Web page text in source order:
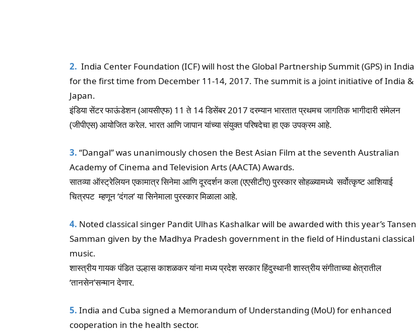
2. India Center Foundation (ICF) will host the Global Partnership Summit (GPS) in India
for the first time from December 11-14, 2017. The summit is a joint initiative of India &
Japan.
इंडिया सेंटर फाऊंडेशन (आयसीएफ) 11 ते 14 डिसेंबर 2017 दरम्यान भारतात प्रथमच जागतिक भागीदारी संमेलन
(जीपीएस) आयोजित करेल. भारत आणि जापान यांच्या संयुक्त परिषदेचा हा एक उपक्रम आहे.
3. “Dangal” was unanimously chosen the Best Asian Film at the seventh Australian
Academy of Cinema and Television Arts (AACTA) Awards.
सातव्या ऑस्ट्रेलियन एकामात्र सिनेमा आणि दूरदर्शन कला (एएसीटीए) पुरस्कार सोहळ्यामध्ये सर्वोत्कृष्ट आशियाई
चित्रपट म्हणून ‘दंगल’ या सिनेमाला पुरस्कार मिळाला आहे.
4. Noted classical singer Pandit Ulhas Kashalkar will be awarded with this year’s Tansen
Samman given by the Madhya Pradesh government in the field of Hindustani classical
music.
शास्त्रीय गायक पंडित उल्हास काशळकर यांना मध्य प्रदेश सरकार हिंदुस्थानी शास्त्रीय संगीताच्या क्षेत्रातील
‘तानसेन’सन्मान देणार.
5. India and Cuba signed a Memorandum of Understanding (MoU) for enhanced
cooperation in the health sector.